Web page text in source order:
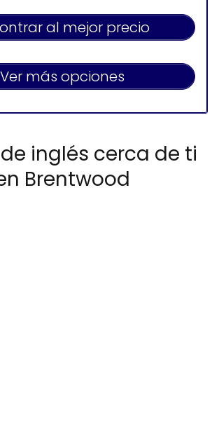
al mejor precio
Ver más opciones
inglés cerca de ti
Brentwood